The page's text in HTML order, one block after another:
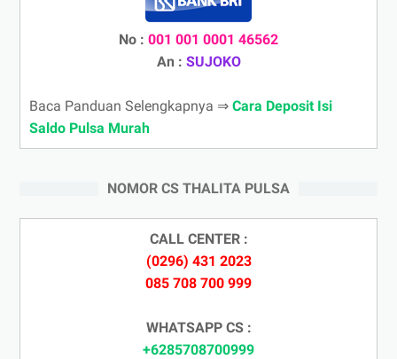
No : 001 001 0001 46562
An : SUJOKO
Baca Panduan Selengkapnya ⇒ Cara Deposit Isi
Saldo Pulsa Murah
NOMOR CS THALITA PULSA
CALL CENTER :
(0296) 431 2023
085 708 700 999
WHATSAPP CS :
+6285708700999